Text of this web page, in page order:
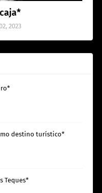
2023
destino turístico*
Teques*